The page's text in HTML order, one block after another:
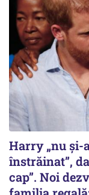
Harry „nu și-
înstrăinat”,
cap”. Noi